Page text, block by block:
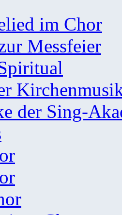
im Chor
Messfeier
der Sing-